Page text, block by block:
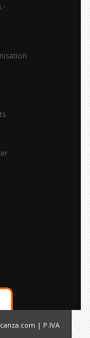
-
| P.IVA